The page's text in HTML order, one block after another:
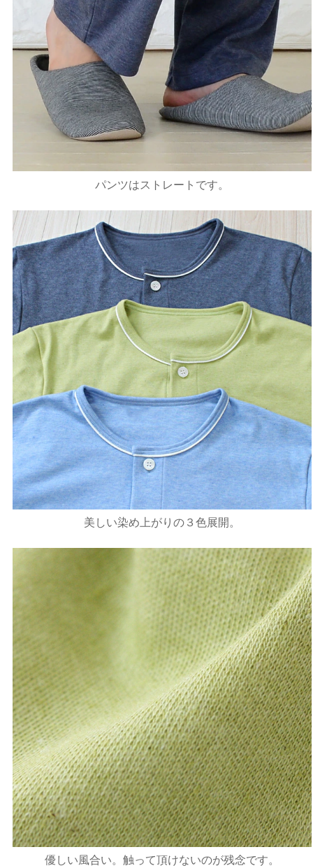
パンツはストレートです。
美しい染め上がりの３色展開。
優しい風合い。触って頂けないのが残念です。